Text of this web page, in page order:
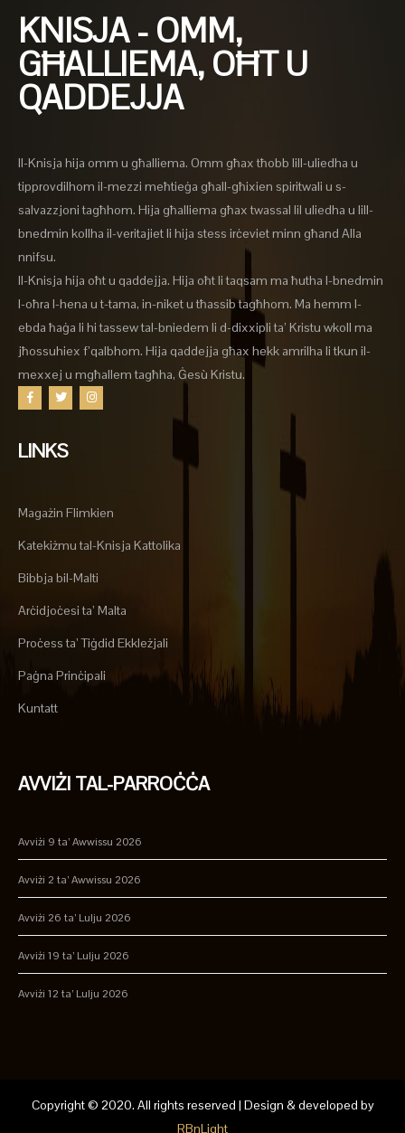
KNISJA - OMM,
GĦALLIEMA, OĦT U
QADDEJJA
Il-Knisja hija omm u għalliema. Omm għax tħobb lill-uliedha u
tipprovdilhom il-mezzi meħtieġa għall-għixien spiritwali u s-
salvazzjoni tagħhom. Hija għalliema għax twassal lil uliedha u lill-
bnedmin kollha il-veritajiet li hija stess irċeviet minn għand Alla
nnifsu.
Il-Knisja hija oħt u qaddejja. Hija oħt li taqsam ma ħutha l-bnedmin
l-oħra l-hena u t-tama, in-niket u tħassib tagħhom. Ma hemm l-
ebda ħaġa li hi tassew tal-bniedem li d-dixxipli ta’ Kristu wkoll ma
jħossuhiex f’qalbhom. Hija qaddejja għax hekk amrilha li tkun il-
mexxej u mgħallem tagħha, Ġesù Kristu.
LINKS
Magażin Flimkien
Katekiżmu tal-Knisja Kattolika
Bibbja bil-Malti
Arċidjoċesi ta’ Malta
Proċess ta’ Tiġdid Ekkleżjali
Paġna Prinċipali
Kuntatt
AVVIŻI TAL-PARROĊĊA
Avviżi 9 ta’ Awwissu 2026
Avviżi 2 ta’ Awwissu 2026
Avviżi 26 ta’ Lulju 2026
Avviżi 19 ta’ Lulju 2026
Avviżi 12 ta’ Lulju 2026
Copyright © 2020. All rights reserved | Design & developed by
RBnLight